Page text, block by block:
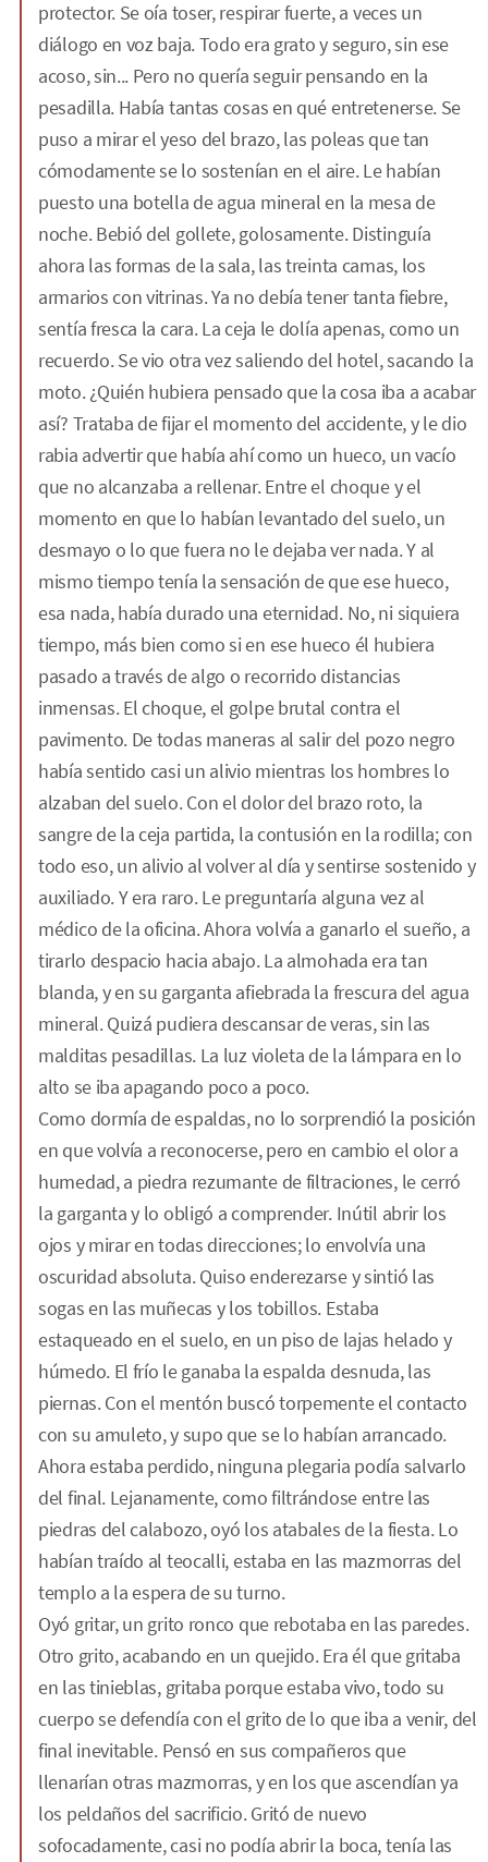
protector. Se oía toser, respirar fuerte, a veces un
diálogo en voz baja. Todo era grato y seguro, sin ese
acoso, sin... Pero no quería seguir pensando en la
pesadilla. Había tantas cosas en qué entretenerse. Se
puso a mirar el yeso del brazo, las poleas que tan
cómodamente se lo sostenían en el aire. Le habían
puesto una botella de agua mineral en la mesa de
noche. Bebió del gollete, golosamente. Distinguía
ahora las formas de la sala, las treinta camas, los
armarios con vitrinas. Ya no debía tener tanta fiebre,
sentía fresca la cara. La ceja le dolía apenas, como un
recuerdo. Se vio otra vez saliendo del hotel, sacando la
moto. ¿Quién hubiera pensado que la cosa iba a acabar
así? Trataba de fijar el momento del accidente, y le dio
rabia advertir que había ahí como un hueco, un vacío
que no alcanzaba a rellenar. Entre el choque y el
momento en que lo habían levantado del suelo, un
desmayo o lo que fuera no le dejaba ver nada. Y al
mismo tiempo tenía la sensación de que ese hueco,
esa nada, había durado una eternidad. No, ni siquiera
tiempo, más bien como si en ese hueco él hubiera
pasado a través de algo o recorrido distancias
inmensas. El choque, el golpe brutal contra el
pavimento. De todas maneras al salir del pozo negro
había sentido casi un alivio mientras los hombres lo
alzaban del suelo. Con el dolor del brazo roto, la
sangre de la ceja partida, la contusión en la rodilla; con
todo eso, un alivio al volver al día y sentirse sostenido y
auxiliado. Y era raro. Le preguntaría alguna vez al
médico de la oficina. Ahora volvía a ganarlo el sueño, a
tirarlo despacio hacia abajo. La almohada era tan
blanda, y en su garganta afiebrada la frescura del agua
mineral. Quizá pudiera descansar de veras, sin las
malditas pesadillas. La luz violeta de la lámpara en lo
alto se iba apagando poco a poco.
Como dormía de espaldas, no lo sorprendió la posición
en que volvía a reconocerse, pero en cambio el olor a
humedad, a piedra rezumante de filtraciones, le cerró
la garganta y lo obligó a comprender. Inútil abrir los
ojos y mirar en todas direcciones; lo envolvía una
oscuridad absoluta. Quiso enderezarse y sintió las
sogas en las muñecas y los tobillos. Estaba
estaqueado en el suelo, en un piso de lajas helado y
húmedo. El frío le ganaba la espalda desnuda, las
piernas. Con el mentón buscó torpemente el contacto
con su amuleto, y supo que se lo habían arrancado.
Ahora estaba perdido, ninguna plegaria podía salvarlo
del final. Lejanamente, como filtrándose entre las
piedras del calabozo, oyó los atabales de la fiesta. Lo
habían traído al teocalli, estaba en las mazmorras del
templo a la espera de su turno.
Oyó gritar, un grito ronco que rebotaba en las paredes.
Otro grito, acabando en un quejido. Era él que gritaba
en las tinieblas, gritaba porque estaba vivo, todo su
cuerpo se defendía con el grito de lo que iba a venir, del
final inevitable. Pensó en sus compañeros que
llenarían otras mazmorras, y en los que ascendían ya
los peldaños del sacrificio. Gritó de nuevo
sofocadamente, casi no podía abrir la boca, tenía las